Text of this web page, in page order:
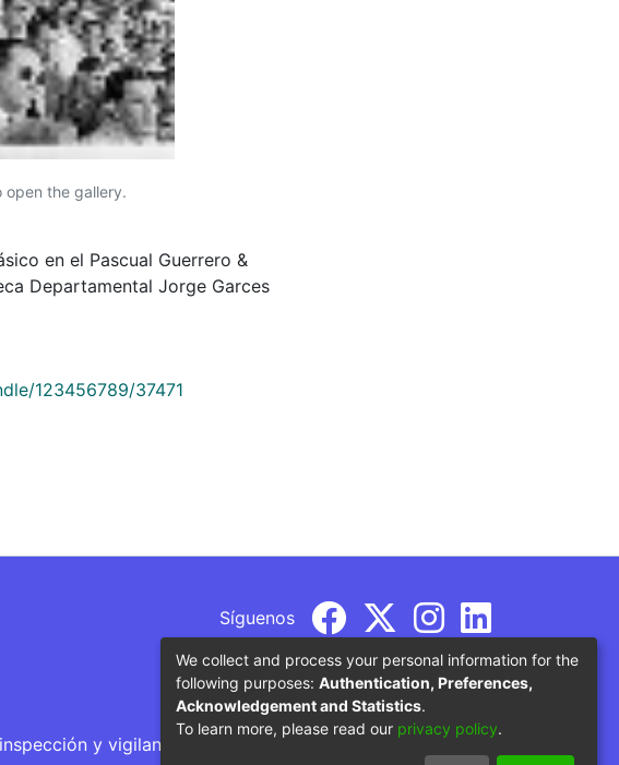
open the gallery.
en el Pascual Guerrero &
Departamental Jorge Garces
123456789/37471
Síguenos
y vigilancia por parte del Ministerio de Educación
We collect and process your personal information for the
following purposes: Authentication, Preferences,
Acknowledgement and Statistics.
To learn more, please read our privacy policy.